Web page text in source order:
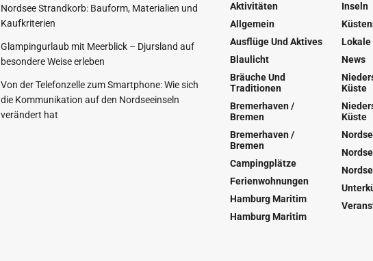
Nordsee Strandkorb: Bauform, Materialien und
Kaufkriterien
Glampingurlaub mit Meerblick – Djursland auf
besondere Weise erleben
Von der Telefonzelle zum Smartphone: Wie sich
die Kommunikation auf den Nordseeinseln
verändert hat
Aktivitäten
Allgemein
Ausflüge Und Aktives
Blaulicht
Bräuche Und
Traditionen
Bremerhaven /
Bremen
Bremerhaven /
Bremen
Campingplätze
Ferienwohnungen
Hamburg Maritim
Hamburg Maritim
Inseln
Lokale
News
Küste
Küste